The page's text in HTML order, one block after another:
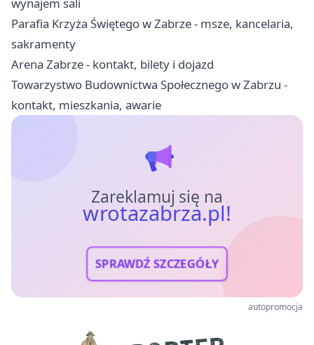
Parafia Krzyża Świętego w Zabrze - msze, kancelaria,
sakramenty
Arena Zabrze - kontakt, bilety i dojazd
Towarzystwo Budownictwa Społecznego w Zabrzu -
kontakt, mieszkania, awarie
Zareklamuj się na
wrotazabrza.pl!
SPRAWDŹ SZCZEGÓŁY
autopromocja